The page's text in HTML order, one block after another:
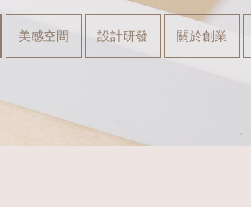
美感空間 設計研發 關於創業